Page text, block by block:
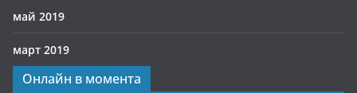
май 2019
март 2019
Онлайн в момента